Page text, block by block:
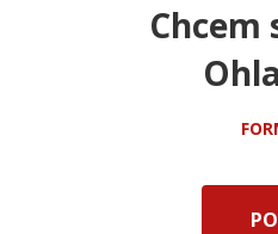
Chcem